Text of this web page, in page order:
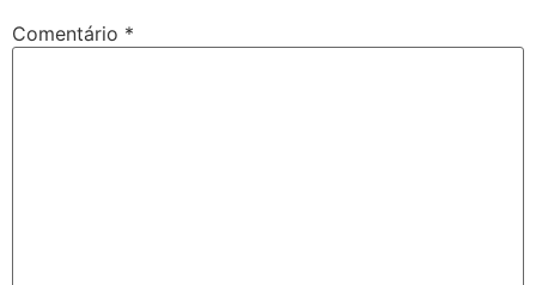
Comentário *